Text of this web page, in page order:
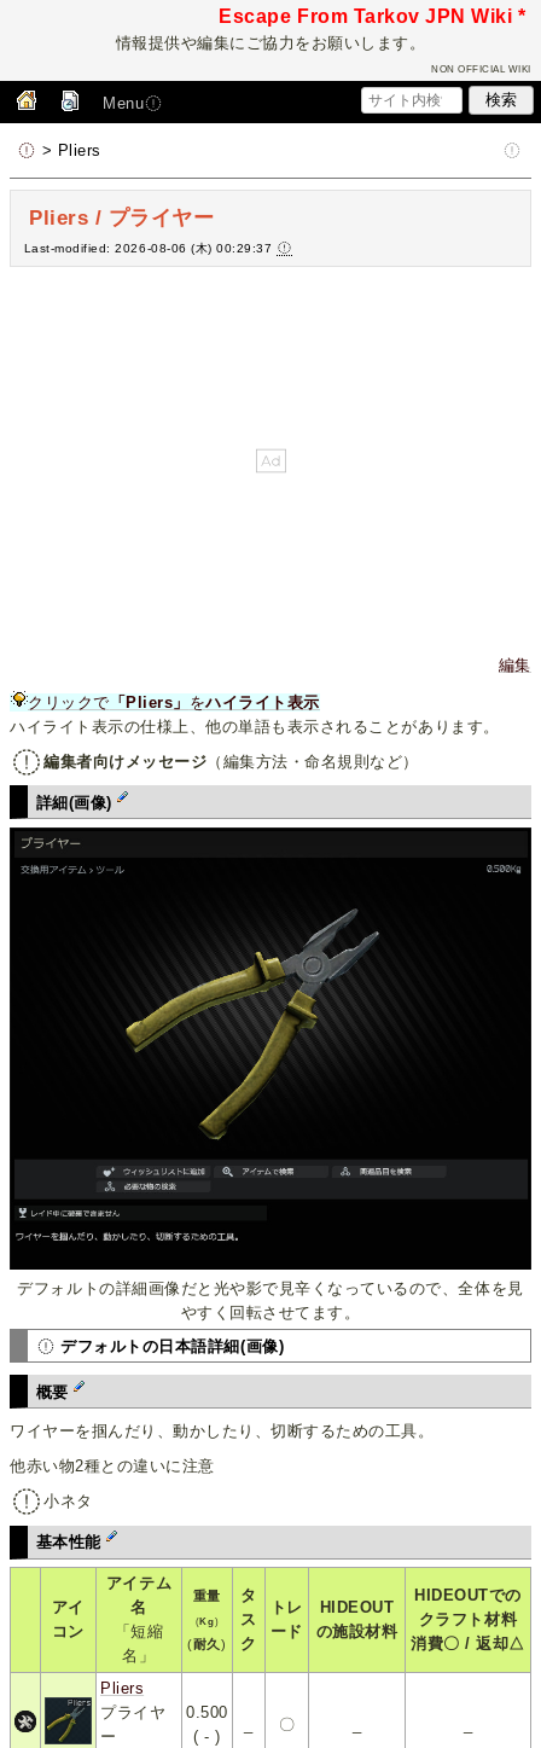
Escape From Tarkov JPN Wiki *
情報提供や編集にご協力をお願いします。
NON OFFICIAL WIKI
Menu
> Pliers
Pliers / プライヤー
Last-modified: 2026-08-06 (木) 00:29:37
編集
クリックで 「Pliers」 をハイライト表示
ハイライト表示の仕様上、他の単語も表示されることがあります。
編集者向けメッセージ （編集方法・命名規則など）
詳細(画像)
デフォルトの詳細画像だと光や影で見辛くなっているので、全体を見
やすく回転させてます。
デフォルトの日本語詳細(画像)
概要
ワイヤーを掴んだり、動かしたり、切断するための工具。
他赤い物2種との違いに注意
小ネタ
基本性能
アイ
コン
アイテム
名
「短縮
名」
重量
(Kg)
(耐久)
タ
ス
ク
トレ
ード
HIDEOUT
の施設材料
HIDEOUTでの
クラフト材料
消費〇 / 返却△
Pliers
プライヤ
ー
0.500
( - )
〇